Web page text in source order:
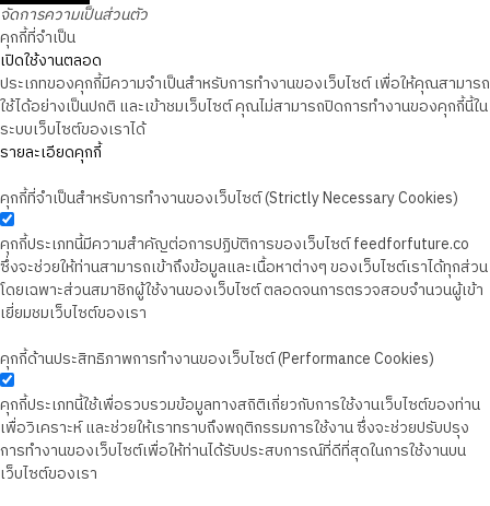
จัดการความเป็นส่วนตัว
คุกกี้ที่จำเป็น
เปิดใช้งานตลอด
ประเภทของคุกกี้มีความจำเป็นสำหรับการทำงานของเว็บไซต์ เพื่อให้คุณสามารถ
ใช้ได้อย่างเป็นปกติ และเข้าชมเว็บไซต์ คุณไม่สามารถปิดการทำงานของคุกกี้นี้ใน
ระบบเว็บไซต์ของเราได้
รายละเอียดคุกกี้
คุกกี้ที่จำเป็นสำหรับการทำงานของเว็บไซต์ (Strictly Necessary Cookies)
คุกกี้ประเภทนี้มีความสำคัญต่อการปฏิบัติการของเว็บไซต์ feedforfuture.co
ซึ่งจะช่วยให้ท่านสามารถเข้าถึงข้อมูลและเนื้อหาต่างๆ ของเว็บไซต์เราได้ทุกส่วน
โดยเฉพาะส่วนสมาชิกผู้ใช้งานของเว็บไซต์ ตลอดจนการตรวจสอบจำนวนผู้เข้า
เยี่ยมชมเว็บไซต์ของเรา
คุกกี้ด้านประสิทธิภาพการทำงานของเว็บไซต์ (Performance Cookies)
คุกกี้ประเภทนี้ใช้เพื่อรวบรวมข้อมูลทางสถิติเกี่ยวกับการใช้งานเว็บไซต์ของท่าน
เพื่อวิเคราะห์ และช่วยให้เราทราบถึงพฤติกรรมการใช้งาน ซึ่งจะช่วยปรับปรุง
การทำงานของเว็บไซต์เพื่อให้ท่านได้รับประสบการณ์ที่ดีที่สุดในการใช้งานบน
เว็บไซต์ของเรา